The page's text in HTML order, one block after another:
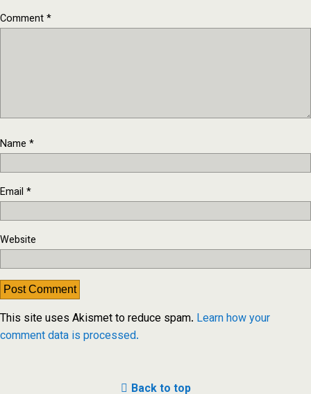
Comment*
Name *
Email *
Website
This site uses Akismet to reduce spam. Learn how your
comment data is processed.
Back to top